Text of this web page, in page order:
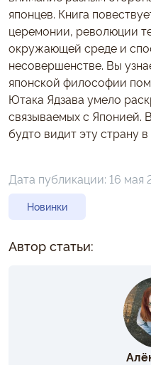
японцев. Книга
церемонии, революции
окружающей среде и
несовершенстве. Вы
японской философии
Ютака Ядзава умело
связываемых с Японией.
будто видит эту страну в
Дата публикации: 16 мая
Новинки
Автор статьи: